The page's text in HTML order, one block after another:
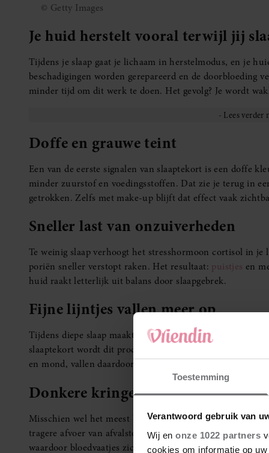
Toestemming
Verantwoord gebruik van
Wij en onze 1022 partners
cookies om informatie op
© Getty Images
Je huid herstelt vooral terwijl jij
Tijdens je slaap gaat je lichaam in herstelmodus, en je
beschadigingen worden gerepareerd en de doorbloeding
minder tijd om dit werk te doen. Het gevolg? Je wordt
Doffe en grauwe teint
Een van de eerste signalen van slaaptekort is een doffe
minder zuurstof en voedingsstoffen. Dat zie je terug in
getrokken. Zelfs met make-up blijft dat effect vaak
Sneller last van onzuiverheden
Te weinig slaap verhoogt het stresshormoon cortisol in
poriën sneller verstopt raken. Het resultaat: puistjes en
huid raakt letterlijk uit balans door slaapgebrek.
Fijne lijntjes vallen meer op
Tijdens diepe slaap maakt je lichaam collageen aan, een
slaaptekort wordt dit proces geremd, waardoor de huid
en mond, vallen daardoor sneller op. Niet omdat je
Donkere kringen en wallen
Misschien wel het meest bekende gevolg van
tragere afvoer van afvalstoffen zwelt de huid onder je
waardoor bloedvaatjes zichtbaarder worden. Het effect: